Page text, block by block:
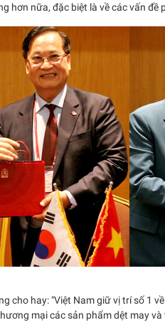
hơn nữa, đặc biệt là về các vấn
cho hay: "Việt Nam giữ vị trí số 1
mại các sản phẩm dệt may